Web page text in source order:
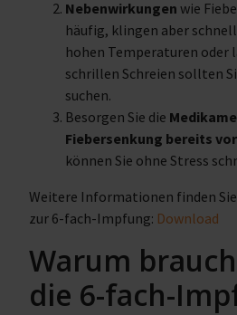
Nebenwirkungen wie
häufig, klingen aber
hohen Temperaturen oder
schrillen Schreien sollten
suchen.
Besorgen Sie die
Fiebersenkung bereits
können Sie ohne Stress
Weitere Informationen finden Sie
zur 6-fach-Impfung: Download
Warum
die 6-fach-